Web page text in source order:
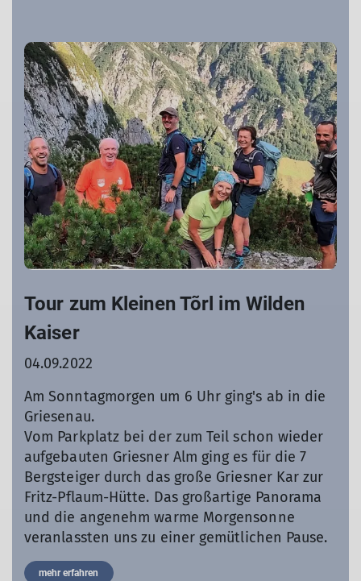
Tour zum Kleinen Tõrl im Wilden
Kaiser
04.09.2022
Am Sonntagmorgen um 6 Uhr ging's ab in die
Griesenau.
Vom Parkplatz bei der zum Teil schon wieder
aufgebauten Griesner Alm ging es für die 7
Bergsteiger durch das große Griesner Kar zur
Fritz-Pflaum-Hütte. Das großartige Panorama
und die angenehm warme Morgensonne
veranlassten uns zu einer gemütlichen Pause.
mehr erfahren